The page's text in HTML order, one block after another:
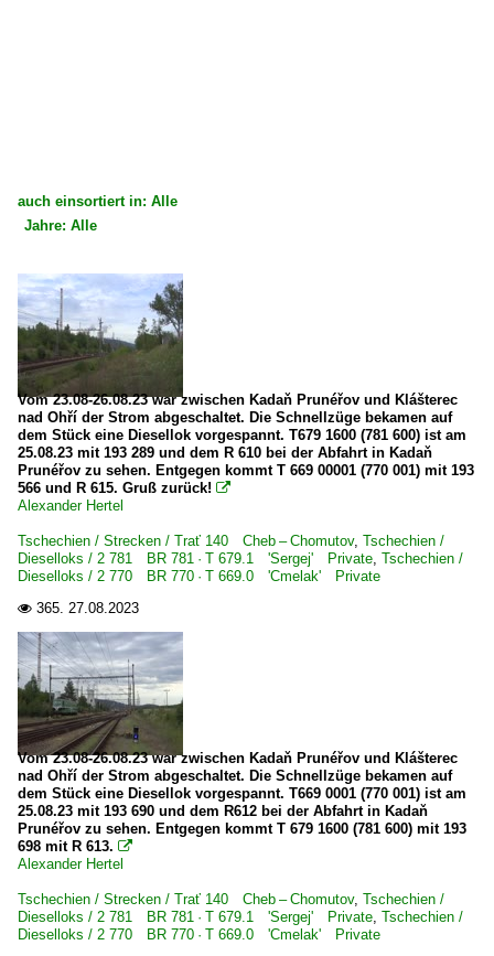
auch einsortiert in: Alle
Slowakei
Dieselloks
BR 781 · T 679.1 'Sergej'
Tschechien
Dieselloks
2 770 BR 770 · T 669.0 'Cmelak' Private
Strecken
Jahre: Alle
Alle Jahre
2020
2022
2023
Vom 23.08-26.08.23 war zwischen Kadaň Prunéřov und Klášterec
nad Ohří der Strom abgeschaltet. Die Schnellzüge bekamen auf
dem Stück eine Diesellok vorgespannt. T679 1600 (781 600) ist am
25.08.23 mit 193 289 und dem R 610 bei der Abfahrt in Kadaň
Prunéřov zu sehen. Entgegen kommt T 669 00001 (770 001) mit 193
566 und R 615. Gruß zurück! 
Alexander Hertel
Tschechien / Strecken / Trať 140 Cheb – Chomutov, Tschechien /
Dieselloks / 2 781 BR 781 · T 679.1 'Sergej' Private, Tschechien /
Dieselloks / 2 770 BR 770 · T 669.0 'Cmelak' Private
 365. 27.08.2023
Vom 23.08-26.08.23 war zwischen Kadaň Prunéřov und Klášterec
nad Ohří der Strom abgeschaltet. Die Schnellzüge bekamen auf
dem Stück eine Diesellok vorgespannt. T669 0001 (770 001) ist am
25.08.23 mit 193 690 und dem R612 bei der Abfahrt in Kadaň
Prunéřov zu sehen. Entgegen kommt T 679 1600 (781 600) mit 193
698 mit R 613. 
Alexander Hertel
Tschechien / Strecken / Trať 140 Cheb – Chomutov, Tschechien /
Dieselloks / 2 781 BR 781 · T 679.1 'Sergej' Private, Tschechien /
Dieselloks / 2 770 BR 770 · T 669.0 'Cmelak' Private